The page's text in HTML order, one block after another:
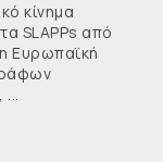
κίνημα
SLAPPs από
Ευρωπαϊκή
...